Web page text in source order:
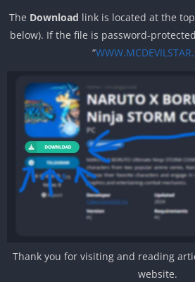
The Download link is located at the
below). If the file is password-
“
Thank you for visiting and reading
website.